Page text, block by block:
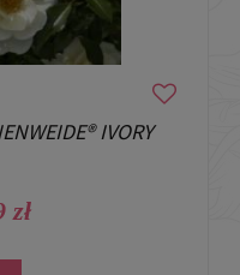
IVORY
zł